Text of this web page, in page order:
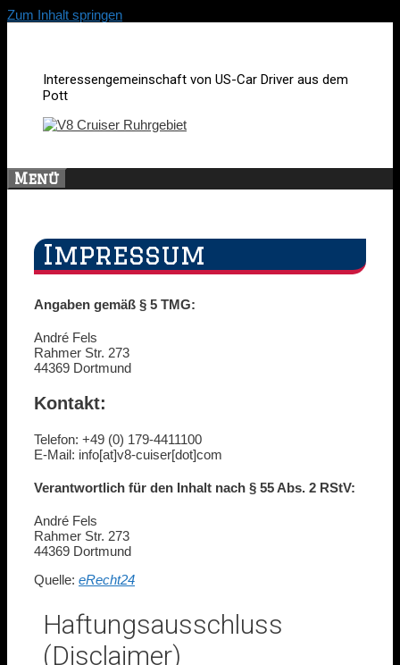
Zum Inhalt springen
Interessengemeinschaft von US-Car Driver aus dem
Pott
Menü
Impressum
Angaben gemäß § 5 TMG:
André Fels
Rahmer Str. 273
44369 Dortmund
Kontakt:
Telefon: +49 (0) 179-4411100
E-Mail: info[at]v8-cuiser[dot]com
Verantwortlich für den Inhalt nach § 55 Abs. 2 RStV:
André Fels
Rahmer Str. 273
44369 Dortmund
Quelle: eRecht24
Haftungsausschluss
(Disclaimer)